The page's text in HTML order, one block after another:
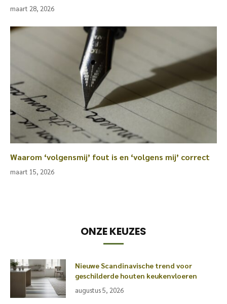
maart 28, 2026
Waarom ‘volgensmij’ fout is en ‘volgens mij’ correct
maart 15, 2026
ONZE KEUZES
Nieuwe Scandinavische trend voor
geschilderde houten keukenvloeren
augustus 5, 2026